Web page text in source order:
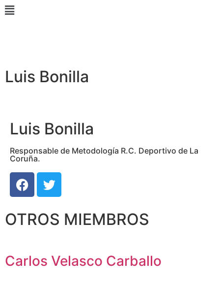
Luis Bonilla
Luis Bonilla
Responsable de Metodología R.C. Deportivo de La
Coruña.
OTROS MIEMBROS
Carlos Velasco Carballo